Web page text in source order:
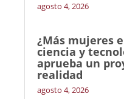
agosto 4, 2026
¿Más mujeres
ciencia y
aprueba un
realidad
agosto 4, 2026